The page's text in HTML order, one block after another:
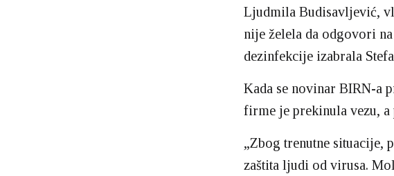
Ljudmila Budisavljević,
nije želela da odgovori
dezinfekcije izabrala
Kada se novinar BIRN-a
firme je prekinula vezu,
„Zbog trenutne situacije,
zaštita ljudi od virusa.